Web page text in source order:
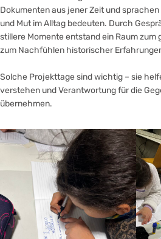
Dokumenten aus jener Zeit und
und Mut im Alltag bedeuten. Durch
stillere Momente entstand ein Raum zum
zum Nachfühlen historischer
Solche Projekttage sind wichtig – sie
verstehen und Verantwortung für die
übernehmen.